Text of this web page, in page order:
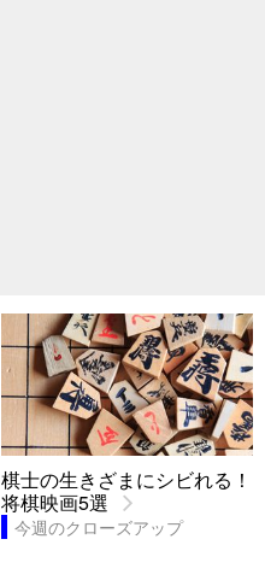
棋士の生きざまにシビれる！
将棋映画5選
今週のクローズアップ